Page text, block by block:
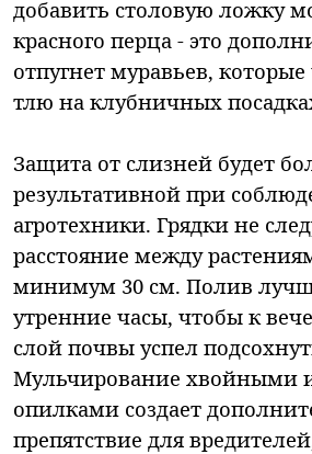
добавить столовую ложку
красного перца - это
отпугнет муравьев, которые
тлю на клубничных
Защита от слизней будет
результативной при
агротехники. Грядки не
расстояние между
минимум 30 см. Полив
утренние часы, чтобы к
слой почвы успел
Мульчирование хвойными
опилками создает
препятствие для